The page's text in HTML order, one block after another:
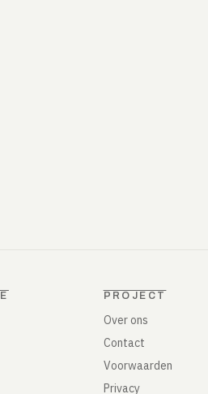
PROJECT
Over ons
Contact
Voorwaarden
Privacy